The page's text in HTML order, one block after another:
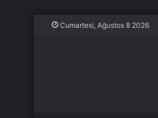
Cumartesi, Ağustos 8 2026